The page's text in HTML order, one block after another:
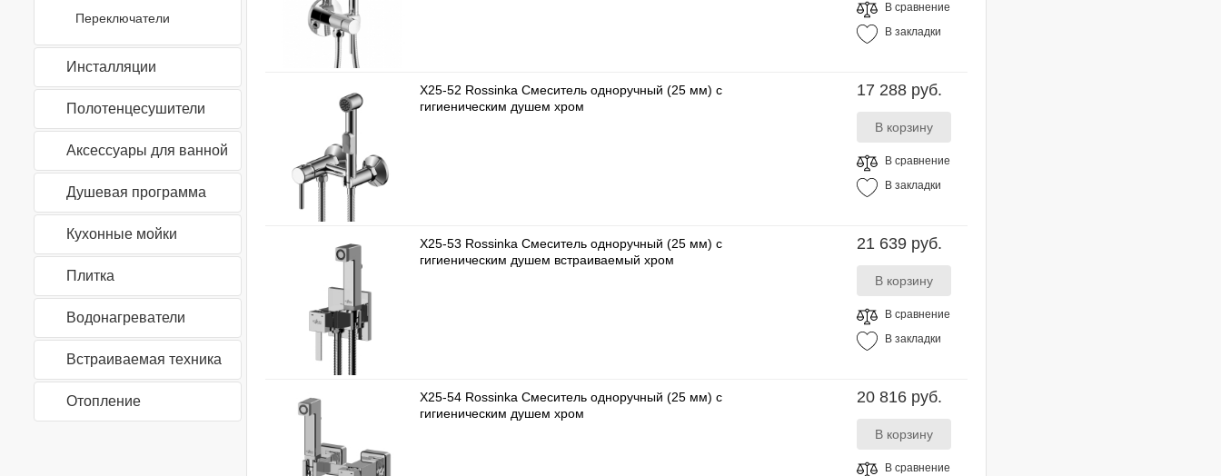
Переключатели
Инсталляции
Полотенцесушители
Аксессуары для ванной
Душевая программа
Кухонные мойки
Плитка
Водонагреватели
Встраиваемая техника
Отопление
В сравнение
В закладки
X25-52 Rossinka Смеситель одноручный (25 мм) с
гигиеническим душем хром
17 288 руб.
В сравнение
В закладки
X25-53 Rossinka Смеситель одноручный (25 мм) с
гигиеническим душем встраиваемый хром
21 639 руб.
В сравнение
В закладки
X25-54 Rossinka Смеситель одноручный (25 мм) с
гигиеническим душем хром
20 816 руб.
В сравнение